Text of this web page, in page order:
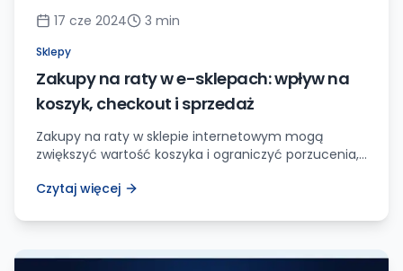
17 cze 2024 3 min
Sklepy
Zakupy na raty w e-sklepach: wpływ na
koszyk, checkout i sprzedaż
Zakupy na raty w sklepie internetowym mogą
zwiększyć wartość koszyka i ograniczyć porzucenia,
dla klienta i poprawnej integracji płatności.
Czytaj więcej